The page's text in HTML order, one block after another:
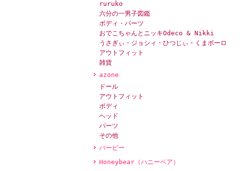
ruruko
六分の一男子図鑑
ボディ・パーツ
おでこちゃんとニッキOdeco & Nikki
うさぎぃ・ジョシィ・ひつじぃ・くまボーロ
アウトフィット
雑貨
azone
ドール
アウトフィット
ボディ
ヘッド
パーツ
その他
バービー
Honeybear（ハニーベア）